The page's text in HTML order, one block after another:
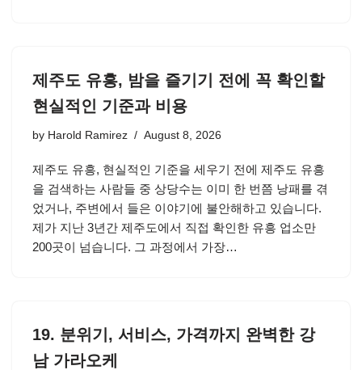
제주도 유흥, 밤을 즐기기 전에 꼭 확인할
현실적인 기준과 비용
by Harold Ramirez August 8, 2026
제주도 유흥, 현실적인 기준을 세우기 전에 제주도 유흥
을 검색하는 사람들 중 상당수는 이미 한 번쯤 낭패를 겪
었거나, 주변에서 들은 이야기에 불안해하고 있습니다.
제가 지난 3년간 제주도에서 직접 확인한 유흥 업소만
200곳이 넘습니다. 그 과정에서 가장…
19. 분위기, 서비스, 가격까지 완벽한 강
남 가라오케